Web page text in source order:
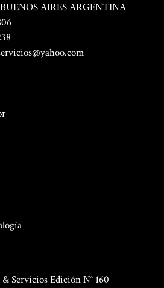
AIRES ARGENTINA
Servicios Edición N° 160